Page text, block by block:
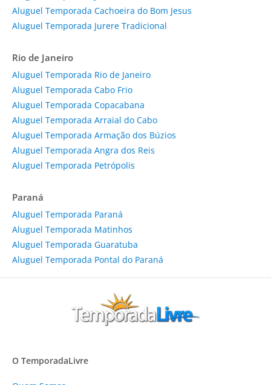
Aluguel Temporada Cachoeira do Bom Jesus
Aluguel Temporada Jurere Tradicional
Rio de Janeiro
Aluguel Temporada Rio de Janeiro
Aluguel Temporada Cabo Frio
Aluguel Temporada Copacabana
Aluguel Temporada Arraial do Cabo
Aluguel Temporada Armação dos Búzios
Aluguel Temporada Angra dos Reis
Aluguel Temporada Petrópolis
Paraná
Aluguel Temporada Paraná
Aluguel Temporada Matinhos
Aluguel Temporada Guaratuba
Aluguel Temporada Pontal do Paraná
O TemporadaLivre